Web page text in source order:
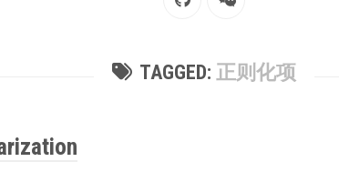
TAGGED: 正则化项